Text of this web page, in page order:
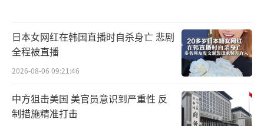
日本女网红在韩国直播时自杀身亡 悲剧
全程被直播
2026-08-06 09:21:46
中方狙击美国 美官员意识到严重性 反
制措施精准打击